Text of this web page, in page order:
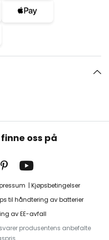
oss på
Kjøpsbetingelser
til håndtering av batterier
av EE-avfall
produsentens anbefalte